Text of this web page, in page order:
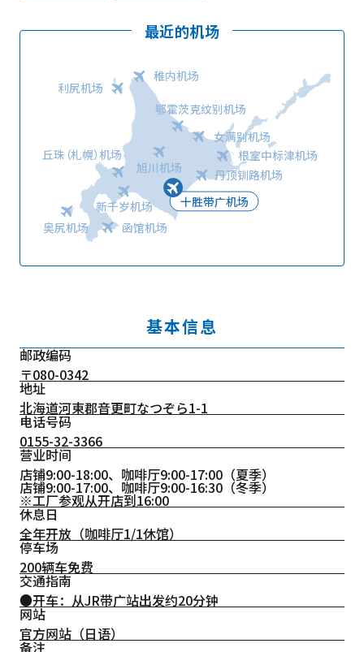
最近的机场
新千岁机场
丘珠（札幌）机场
函馆机场
奥尻机场
旭川机场
稚内机场
利尻机场
鄂霍茨克纹别机场
女满别机场
根室中标津机场
丹顶钏路机场
十胜带广机场
基本信息
邮政编码
〒080-0342
地址
北海道河東郡音更町なつぞら1-1
电话号码
0155-32-3366
营业时间
店铺9:00-18:00、咖啡厅9:00-17:00（夏季）
店铺9:00-17:00、咖啡厅9:00-16:30（冬季）
※工厂参观从开店到16:00
休息日
全年开放（咖啡厅1/1休馆）
停车场
200辆车免费
交通指南
●开车：从JR带广站出发约20分钟
网站
官方网站（日语）
备注